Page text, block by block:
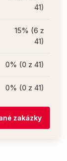
41)
15% (6 z
41)
0% (0 z 41)
0% (0 z 41)
zakázky